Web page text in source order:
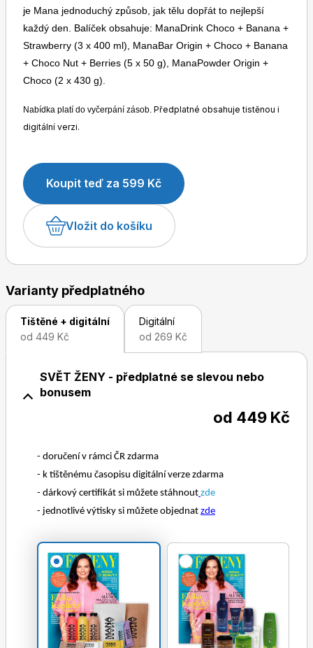
Burda Kids
Toprecepty.cz
je Mana jednoduchý způsob, jak tělu dopřát to nejlepší
každý den. Balíček obsahuje: ManaDrink Choco + Banana +
Strawberry (3 x 400 ml), ManaBar Origin + Choco + Banana
+ Choco Nut + Berries (5 x 50 g), ManaPowder Origin +
Choco (2 x 430 g).
Nabídka platí do vyčerpání zásob. Předplatné obsahuje tistěnou i
digitální verzi.
Koupit teď za 599 Kč
Vložit do košíku
Varianty předplatného
Tištěné + digitální
od 449 Kč
Digitální
od 269 Kč
SVĚT ŽENY - předplatné se slevou nebo
bonusem
od 449 Kč
- doručení v rámci ČR zdarma
- k tištěnému časopisu digitální verze zdarma
- dárkový certifikát si můžete stáhnout zde
- jednotlivé výtisky si můžete objednat zde